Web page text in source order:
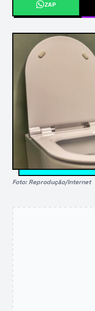
ZAP
Foto: Reprodução/Internet